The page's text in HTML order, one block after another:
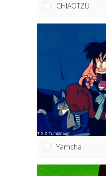
CHIAOTZU
Yamcha